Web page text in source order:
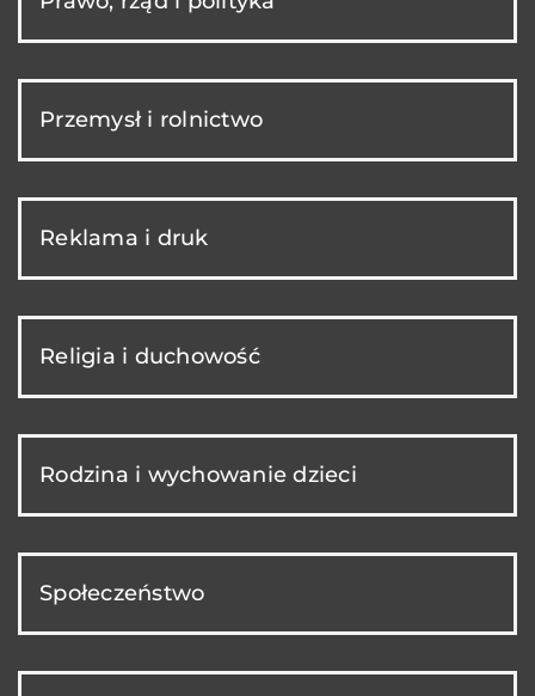
Przemysł i rolnictwo
Reklama i druk
Religia i duchowość
Rodzina i wychowanie dzieci
Społeczeństwo